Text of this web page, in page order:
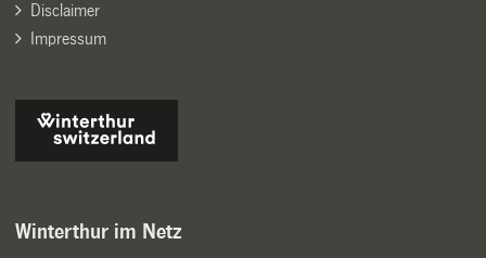
Disclaimer
Impressum
Winterthur im Netz